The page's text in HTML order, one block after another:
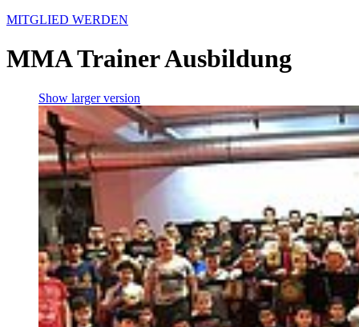
MITGLIED WERDEN
MMA Trainer Ausbildung
Show larger version